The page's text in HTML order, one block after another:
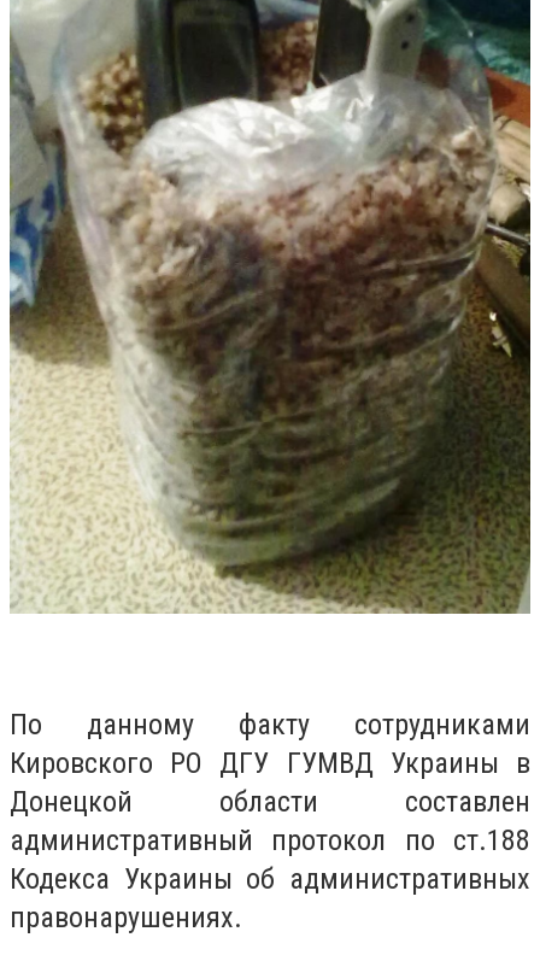
По данному факту сотрудниками
Кировского РО ДГУ ГУМВД Украины в
Донецкой области составлен
административный протокол по ст.188
Кодекса Украины об административных
правонарушениях.